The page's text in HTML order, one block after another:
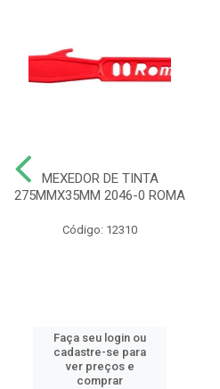
MEXEDOR DE TINTA
275MMX35MM 2046-0 ROMA
Código: 12310
Faça seu login ou
cadastre-se para
ver preços e
comprar